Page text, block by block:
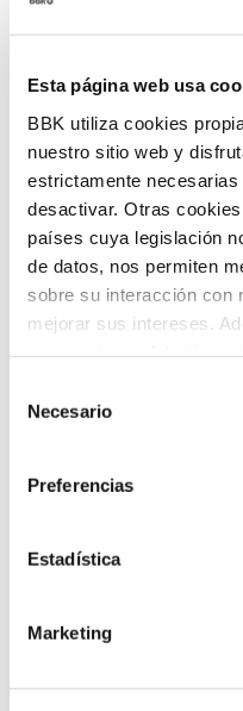
Esta página web usa
BBK utiliza cookies
nuestro sitio web y
estrictamente
desactivar. Otras
países cuya legislación
de datos, nos permiten
sobre su interacción con
mejorar sus intereses.
proporcionado o que
Necesario
Preferencias
Estadística
Marketing
The Future
The Future
participación
cosmovisiones
en las temáticas
hacia el futuro a
Convocatorias